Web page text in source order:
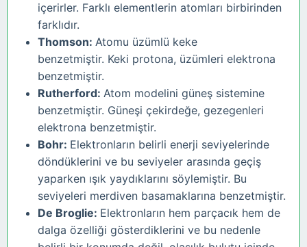
içerirler. Farklı elementlerin atomları birbirinden
farklıdır.
Thomson: Atomu üzümlü keke
benzetmiştir. Keki protona, üzümleri elektrona
benzetmiştir.
Rutherford: Atom modelini güneş sistemine
benzetmiştir. Güneşi çekirdeğe, gezegenleri
elektrona benzetmiştir.
Bohr: Elektronların belirli enerji seviyelerinde
döndüklerini ve bu seviyeler arasında geçiş
yaparken ışık yaydıklarını söylemiştir. Bu
seviyeleri merdiven basamaklarına benzetmiştir.
De Broglie: Elektronların hem parçacık hem de
dalga özelliği gösterdiklerini ve bu nedenle